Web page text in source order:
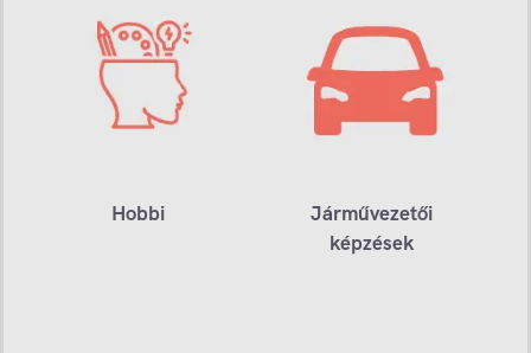
Hobbi
Járművezetői
képzések